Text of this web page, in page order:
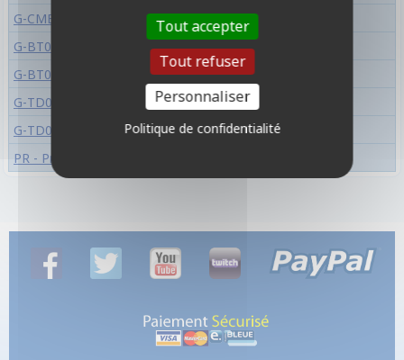
G-CMB01 - Vanguard & Deletor
G-BT04 - Soul Strike Against The Supreme
G-BT03 - Sovereign Star Dragon
G-TD05 - Fateful Star Messiah
G-TD03 - Flower Maiden of Purity
PR - Promo
Tout accepter
Tout refuser
Personnaliser
Politique de confidentialité